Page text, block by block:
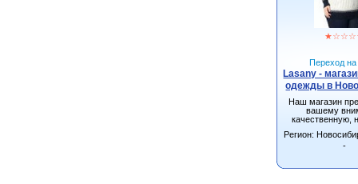
★☆☆☆
Переход на
Lasany -
одежды в
Наш магазин
вашему
качественную,
Регион:
-